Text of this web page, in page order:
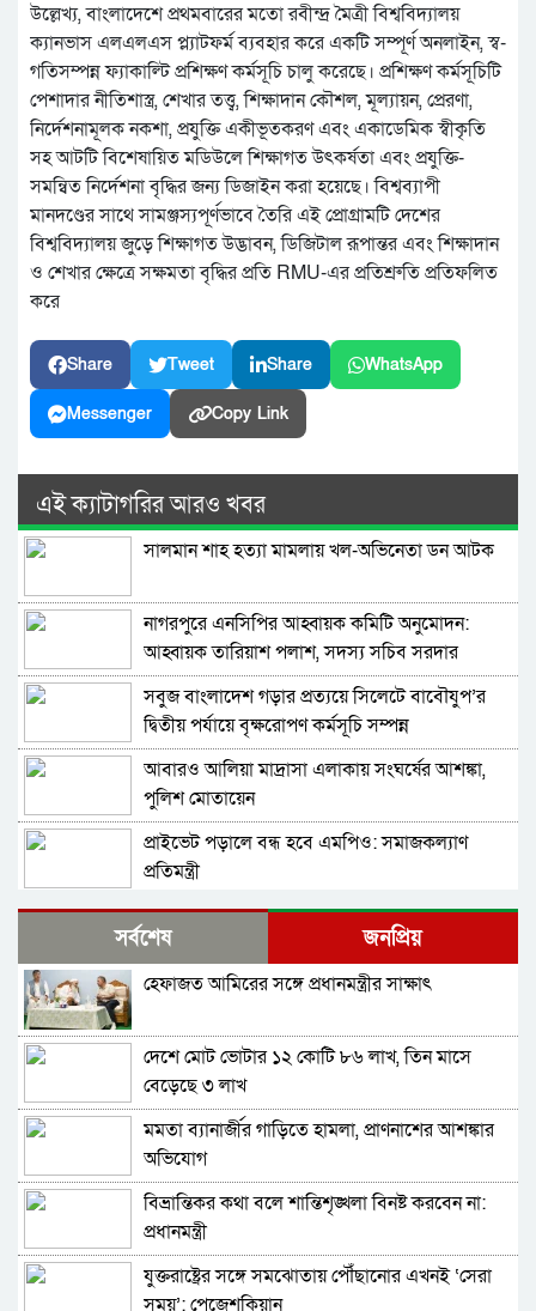
উল্লেখ্য, বাংলাদেশে প্রথমবারের মতো রবীন্দ্র মৈত্রী বিশ্ববিদ্যালয়
ক্যানভাস এলএলএস প্ল্যাটফর্ম ব্যবহার করে একটি সম্পূর্ণ অনলাইন, স্ব-
গতিসম্পন্ন ফ্যাকাল্টি প্রশিক্ষণ কর্মসূচি চালু করেছে। প্রশিক্ষণ কর্মসূচিটি
পেশাদার নীতিশাস্ত্র, শেখার তত্ত্ব, শিক্ষাদান কৌশল, মূল্যায়ন, প্রেরণা,
নির্দেশনামূলক নকশা, প্রযুক্তি একীভূতকরণ এবং একাডেমিক স্বীকৃতি
সহ আটটি বিশেষায়িত মডিউলে শিক্ষাগত উৎকর্ষতা এবং প্রযুক্তি-
সমন্বিত নির্দেশনা বৃদ্ধির জন্য ডিজাইন করা হয়েছে। বিশ্বব্যাপী
মানদণ্ডের সাথে সামঞ্জস্যপূর্ণভাবে তৈরি এই প্রোগ্রামটি দেশের
বিশ্ববিদ্যালয় জুড়ে শিক্ষাগত উদ্ভাবন, ডিজিটাল রূপান্তর এবং শিক্ষাদান
ও শেখার ক্ষেত্রে সক্ষমতা বৃদ্ধির প্রতি RMU-এর প্রতিশ্রুতি প্রতিফলিত
করে
Share Tweet Share WhatsApp
Messenger Copy Link
এই ক্যাটাগরির আরও খবর
সালমান শাহ হত্যা মামলায় খল-অভিনেতা ডন আটক
নাগরপুরে এনসিপির আহ্বায়ক কমিটি অনুমোদন:
আহ্বায়ক তারিয়াশ পলাশ, সদস্য সচিব সরদার
আশরাফ
সবুজ বাংলাদেশ গড়ার প্রত্যয়ে সিলেটে বাবৌযুপ’র
দ্বিতীয় পর্যায়ে বৃক্ষরোপণ কর্মসূচি সম্পন্ন
আবারও আলিয়া মাদ্রাসা এলাকায় সংঘর্ষের আশঙ্কা,
পুলিশ মোতায়েন
প্রাইভেট পড়ালে বন্ধ হবে এমপিও: সমাজকল্যাণ
প্রতিমন্ত্রী
সিলেট মিউজিক অ্যাসোসিয়েশন ২১ সদস্যবিশিষ্ট
প্রতিষ্ঠাকালীন কমিটি ঘোষণা
বাঘা পৌরসভায় রাস্তা ও ড্রেনের কাজের ভিত্তিপ্রস্তর
নিরাপত্তার নিশ্চয়তা পেলে ‘দেশে ফিরতে প্রস্তুত’ সাকিব,
বিচারের মুখোমুখি হতেও ভয় নেই
চট্টগ্রামে সাবেক শিক্ষামন্ত্রী নওফেলের বাসভবনে আগুন
বগুড়ায় ও সিলেটে দুই ঘণ্টার ব্যবধানে সড়ক দুর্ঘটনায়
শিশুসহ প্রাণ গেল ১৫ জনের
ঢাকায় বাসভবনে অগ্নিকাণ্ড, স্ত্রীসহ হাসপাতালে ভর্তি
সর্বশেষ জনপ্রিয়
হেফাজত আমিরের সঙ্গে প্রধানমন্ত্রীর সাক্ষাৎ
দেশে মোট ভোটার ১২ কোটি ৮৬ লাখ, তিন মাসে
বেড়েছে ৩ লাখ
মমতা ব্যানার্জীর গাড়িতে হামলা, প্রাণনাশের আশঙ্কার
অভিযোগ
বিভ্রান্তিকর কথা বলে শান্তিশৃঙ্খলা বিনষ্ট করবেন না:
প্রধানমন্ত্রী
যুক্তরাষ্ট্রের সঙ্গে সমঝোতায় পৌঁছানোর এখনই ‘সেরা
সময়’: পেজেশকিয়ান